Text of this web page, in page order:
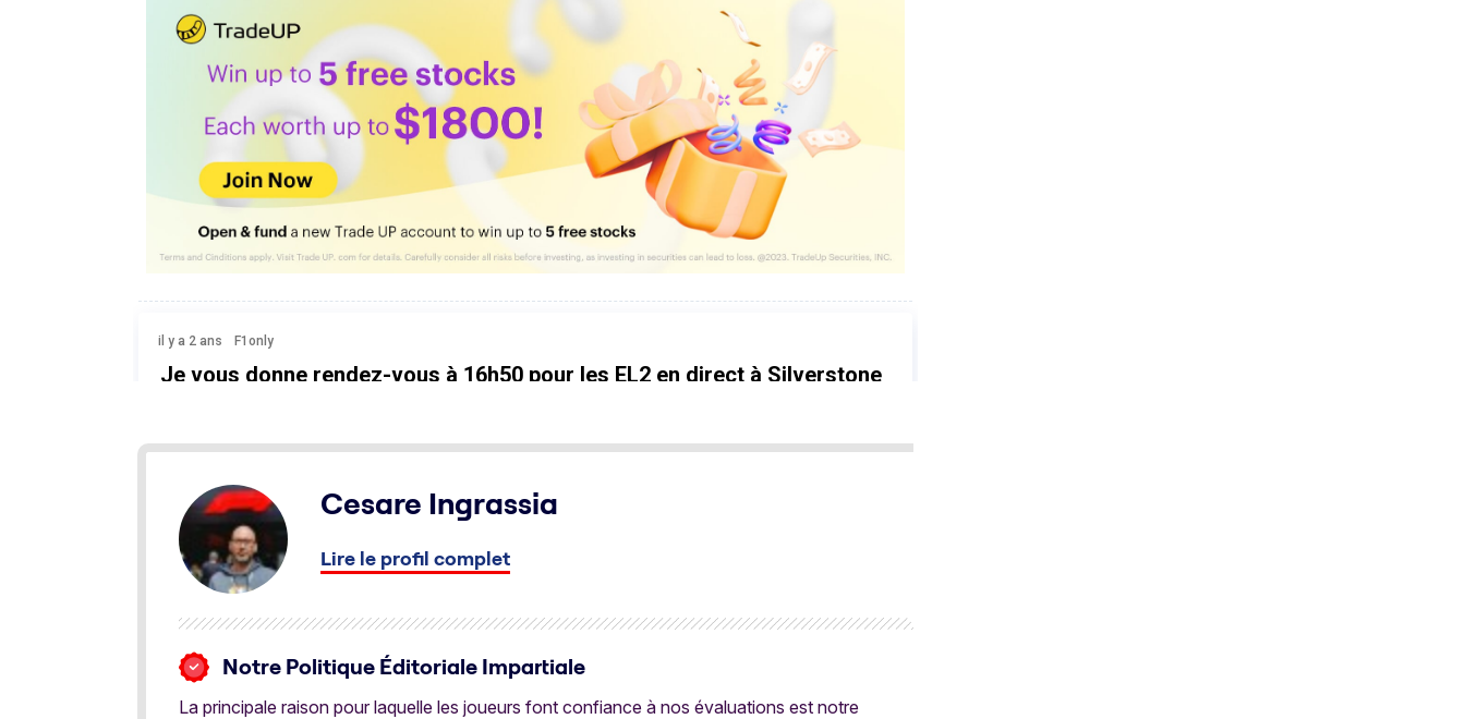
Cesare Ingrassia
Lire le profil complet
Notre Politique Éditoriale Impartiale
La principale raison pour laquelle les joueurs font confiance à nos évaluations est notre